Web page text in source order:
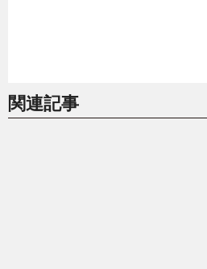
関連記事